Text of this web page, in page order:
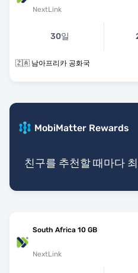
NextLink
30일
🇿🇦 남아프리카 공화국
MobiMatter Rewards
친구를 추천할 때마다
South Africa 10 GB
NextLink